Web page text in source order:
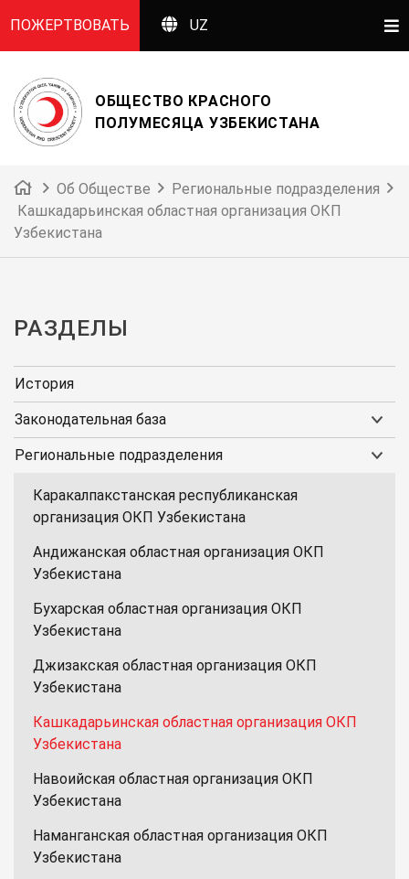
ПОЖЕРТВОВАТЬ UZ
ОБЩЕСТВО КРАСНОГО
ПОЛУМЕСЯЦА УЗБЕКИСТАНА
Об Обществе
Региональные подразделения
Кашкадарьинская областная организация ОКП
Узбекистана
РАЗДЕЛЫ
История
Законодательная база
Региональные подразделения
Каракалпакстанская республиканская
организация ОКП Узбекистана
Андижанская областная организация ОКП
Узбекистана
Бухарская областная организация ОКП
Узбекистана
Джизакская областная организация ОКП
Узбекистана
Кашкадарьинская областная организация ОКП
Узбекистана
Навоийская областная организация ОКП
Узбекистана
Наманганская областная организация ОКП
Узбекистана